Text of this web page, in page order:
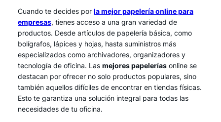
Cuando te decides por la mejor papelería online para
empresas, tienes acceso a una gran variedad de
productos. Desde artículos de papelería básica, como
bolígrafos, lápices y hojas, hasta suministros más
especializados como archivadores, organizadores y
tecnología de oficina. Las mejores papelerías online se
destacan por ofrecer no solo productos populares, sino
también aquellos difíciles de encontrar en tiendas físicas.
Esto te garantiza una solución integral para todas las
necesidades de tu oficina.